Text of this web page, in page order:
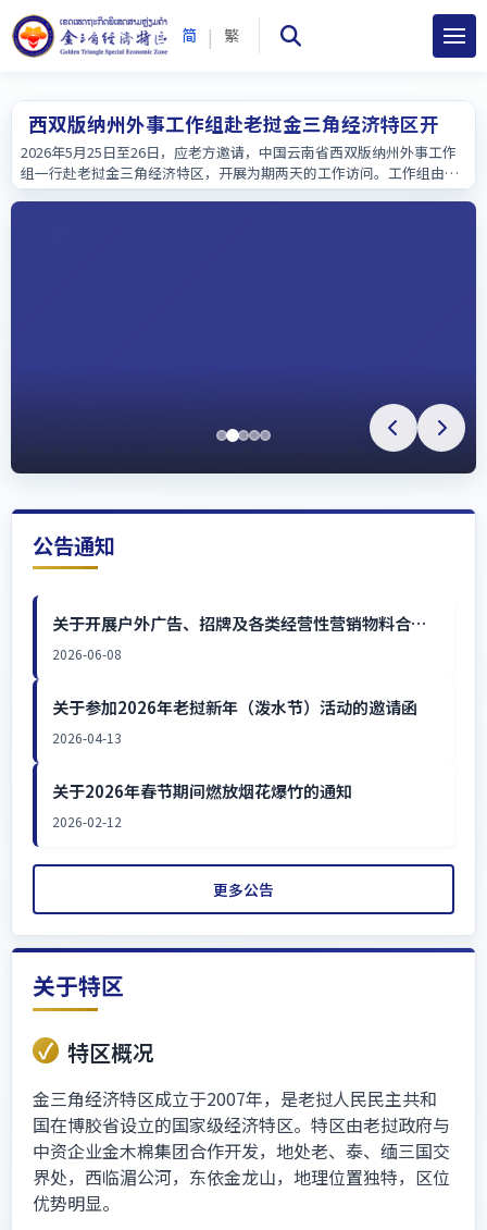
简 | 繁
西双版纳州外事工作组赴老挝金三角经济特区开展
工作访问—深化澜湄文旅合作 筑牢中老友好桥梁
2026年5月25日至26日，应老方邀请，中国云南省西双版纳州外事工作
组一行赴老挝金三角经济特区，开展为期两天的工作访问。工作组由西
双版纳州外办副主任刀琦带队，州外办及景洪市、勐海县、勐腊县外事
公告通知
关于开展户外广告、招牌及各类经营性营销物料合规
检查及推进规范制作工作的通知
2026-06-08
关于参加2026年老挝新年（泼水节）活动的邀请函
2026-04-13
关于2026年春节期间燃放烟花爆竹的通知
2026-02-12
更多公告
关于特区
特区概况
金三角经济特区成立于2007年，是老挝人民民主共和
国在博胶省设立的国家级经济特区。特区由老挝政府与
中资企业金木棉集团合作开发，地处老、泰、缅三国交
界处，西临湄公河，东依金龙山，地理位置独特，区位
优势明显。